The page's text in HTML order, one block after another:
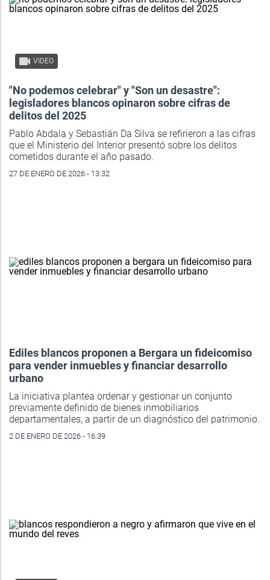
VIDEO
"No podemos celebrar" y "Son un desastre":
legisladores blancos opinaron sobre cifras de
delitos del 2025
Pablo Abdala y Sebastián Da Silva se refirieron a las cifras
que el Ministerio del Interior presentó sobre los delitos
cometidos durante el año pasado.
27 DE ENERO DE 2026 - 13:32
Ediles blancos proponen a Bergara un fideicomiso
para vender inmuebles y financiar desarrollo
urbano
La iniciativa plantea ordenar y gestionar un conjunto
previamente definido de bienes inmobiliarios
departamentales, a partir de un diagnóstico del patrimonio.
2 DE ENERO DE 2026 - 16:39